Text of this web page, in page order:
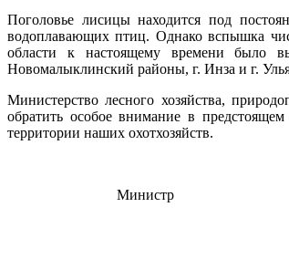
Поголовье лисицы находится под
водоплавающих птиц. Однако вспышка
области к настоящему времени было
Новомалыклинский районы, г. Инза и г.
Министерство лесного хозяйства,
обратить особое внимание в
территории наших охотхозяйств.
Министр Д.В.